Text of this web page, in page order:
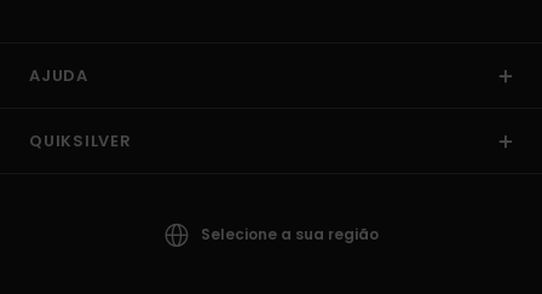
AJUDA
QUIKSILVER
Selecione a sua região